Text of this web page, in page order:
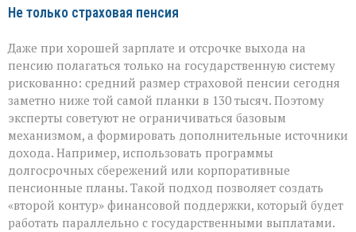
Не только страховая пенсия
Даже при хорошей зарплате и отсрочке выхода на
пенсию полагаться только на государственную систему
рискованно: средний размер страховой пенсии сегодня
заметно ниже той самой планки в 130 тысяч. Поэтому
эксперты советуют не ограничиваться базовым
механизмом, а формировать дополнительные источники
дохода. Например, использовать программы
долгосрочных сбережений или корпоративные
пенсионные планы. Такой подход позволяет создать
«второй контур» финансовой поддержки, который будет
работать параллельно с государственными выплатами.